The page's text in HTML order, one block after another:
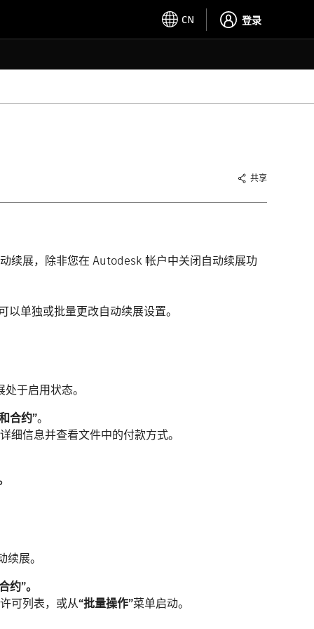
CN 登录
共享
续展，除非您在 Autodesk 帐户中关闭自动续展功
单独或批量更改自动续展设置。
于启用状态。
合约”。
信息并查看文件中的付款方式。
展。
约”。
可列表，或从“批量操作”菜单启动。